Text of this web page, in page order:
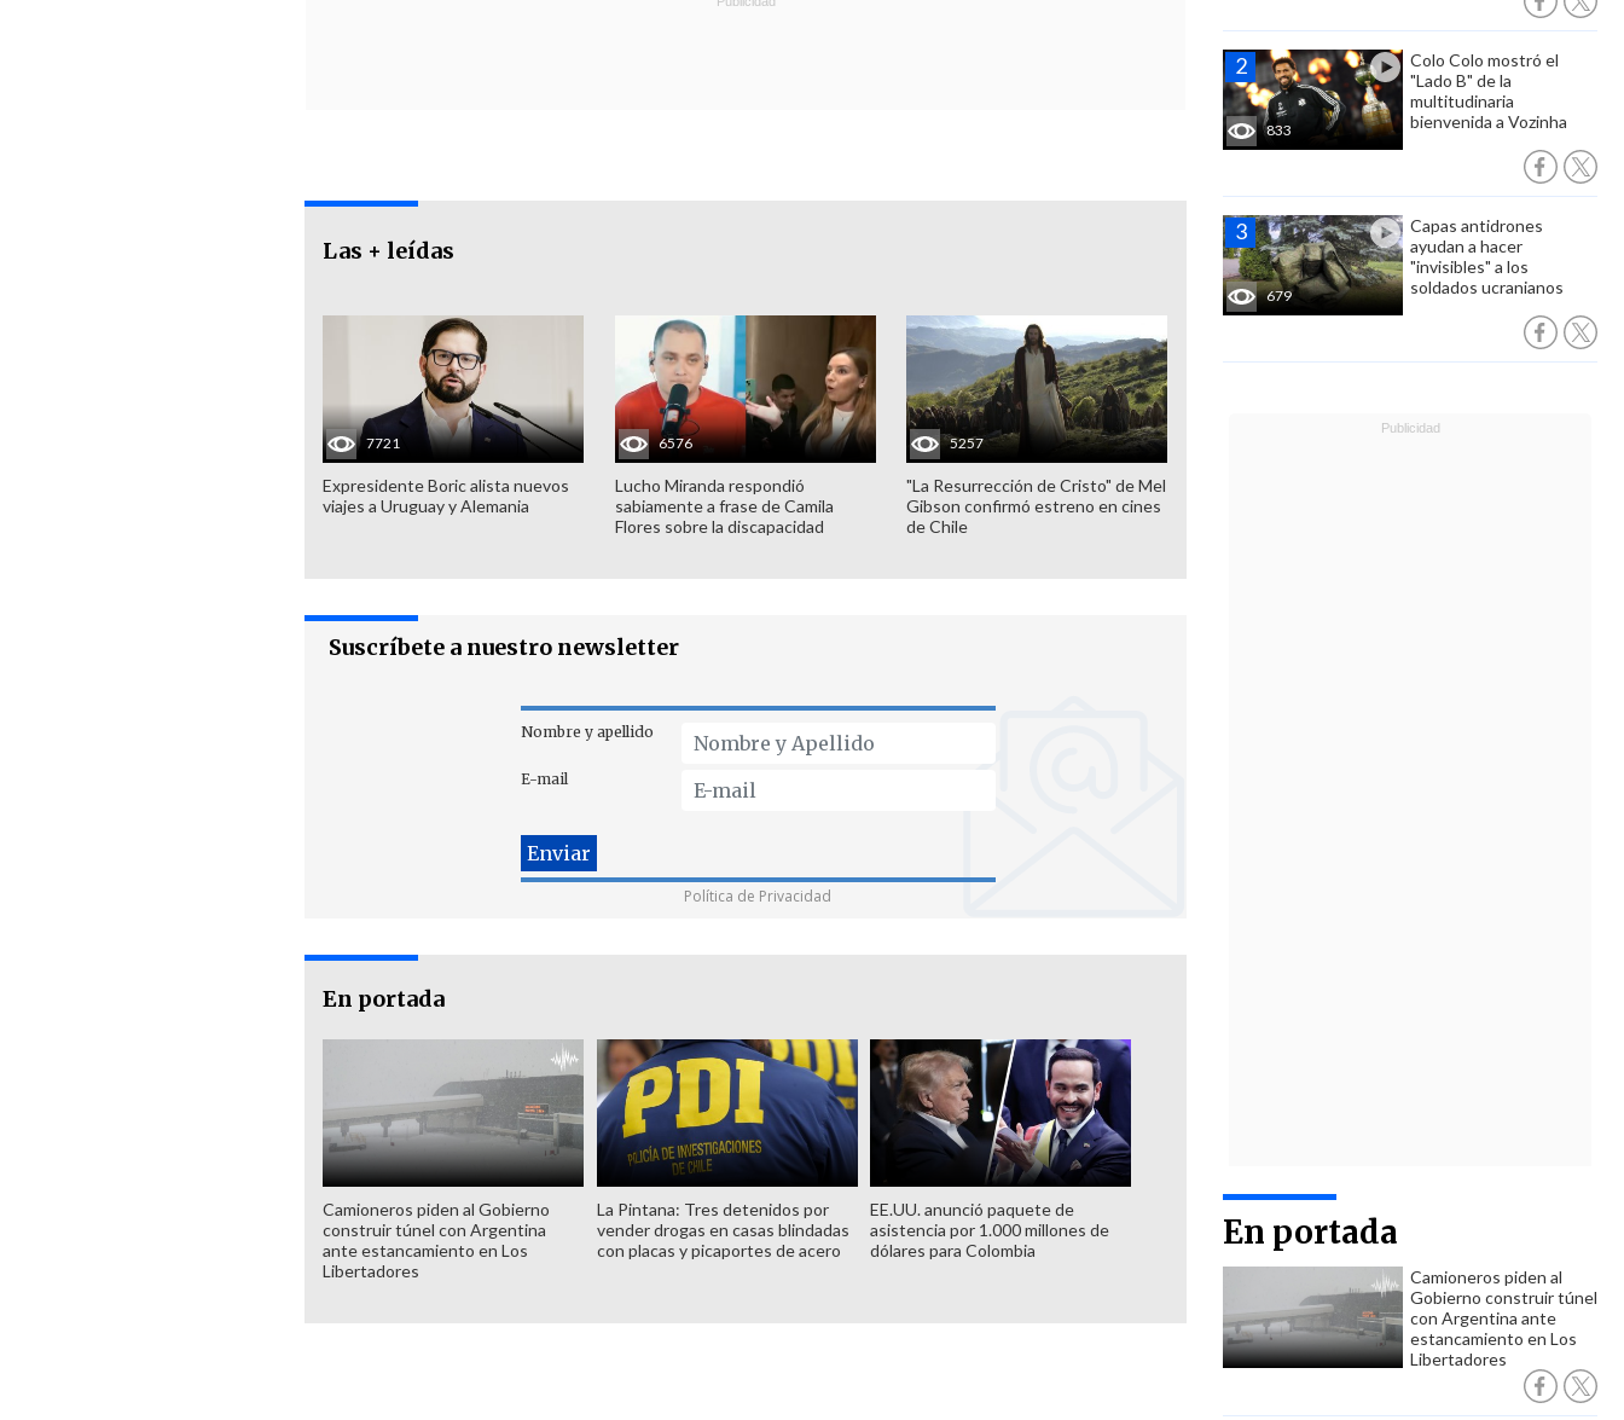
833
Colo Colo mostró el
"Lado B" de la
multitudinaria
bienvenida a Vozinha
679
Capas antidrones
ayudan a hacer
"invisibles" a los
soldados ucranianos
En portada
Camioneros piden al
Gobierno construir túnel
con Argentina ante
estancamiento en Los
Libertadores
Las + leídas
7721
Expresidente Boric alista nuevos
viajes a Uruguay y Alemania
6576
Lucho Miranda respondió
sabiamente a frase de Camila
Flores sobre la discapacidad
5257
"La Resurrección de Cristo" de Mel
Gibson confirmó estreno en cines
de Chile
Suscríbete a nuestro newsletter
Nombre y apellido
E-mail
Política de Privacidad
En portada
Camioneros piden al Gobierno
construir túnel con Argentina
ante estancamiento en Los
Libertadores
La Pintana: Tres detenidos por
vender drogas en casas blindadas
con placas y picaportes de acero
EE.UU. anunció paquete de
asistencia por 1.000 millones de
dólares para Colombia